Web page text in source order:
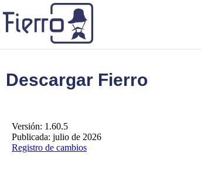
Descargar Fierro
Versión: 1.60.5
Publicada: julio de 2026
Registro de cambios